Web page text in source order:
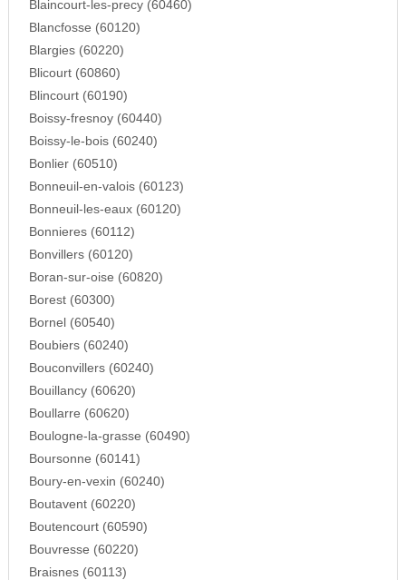
Blaincourt-les-precy (60460)
Blancfosse (60120)
Blargies (60220)
Blicourt (60860)
Blincourt (60190)
Boissy-fresnoy (60440)
Boissy-le-bois (60240)
Bonlier (60510)
Bonneuil-en-valois (60123)
Bonneuil-les-eaux (60120)
Bonnieres (60112)
Bonvillers (60120)
Boran-sur-oise (60820)
Borest (60300)
Bornel (60540)
Boubiers (60240)
Bouconvillers (60240)
Bouillancy (60620)
Boullarre (60620)
Boulogne-la-grasse (60490)
Boursonne (60141)
Boury-en-vexin (60240)
Boutavent (60220)
Boutencourt (60590)
Bouvresse (60220)
Braisnes (60113)